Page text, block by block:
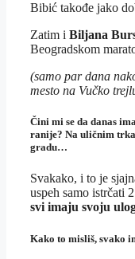
Bibić takođe jako
Zatim i Biljana
Beogradskom
(samo par dana
mesto na Vučko
Čini mi se da danas
ranije? Na uličnim
gradu…
Svakako, i to je
uspeh samo istrčati
svi imaju svoju
Kako to misliš, svako